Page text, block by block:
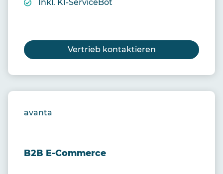
Inkl. KI-ServiceBot
Vertrieb kontaktieren
avanta
B2B E-Commerce